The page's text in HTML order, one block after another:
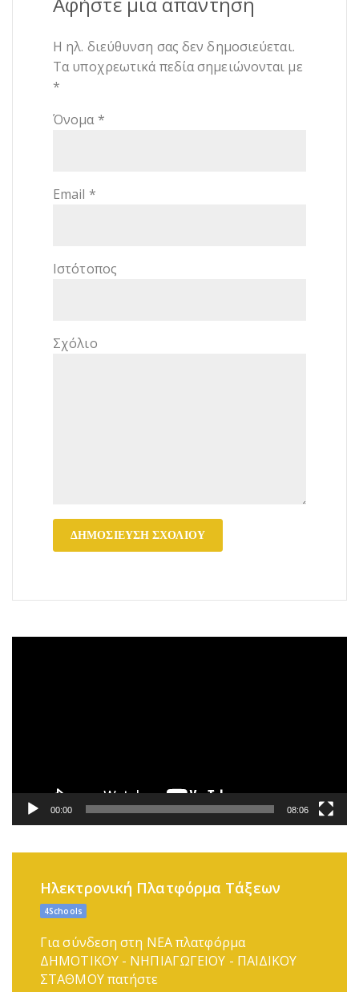
Η ηλ. διεύθυνση σας δεν δημοσιεύεται.
Τα υποχρεωτικά πεδία σημειώνονται με
*
Όνομα *
Email *
Ιστότοπος
Σχόλιο
00:00 08:06
Ηλεκτρονική Πλατφόρμα Τάξεων
4Schools
Για σύνδεση στη ΝΕΑ πλατφόρμα
ΔΗΜΟΤΙΚΟΥ - ΝΗΠΙΑΓΩΓΕΙΟΥ - ΠΑΙΔΙΚΟΥ
ΣΤΑΘΜΟΥ πατήστε